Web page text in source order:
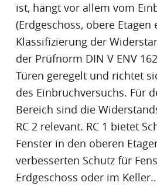
ist, hängt vor allem vom
(Erdgeschoss, obere Etagen
Klassifizierung der
der Prüfnorm DIN V ENV
Türen geregelt und richtet
des Einbruchversuchs. Für
Bereich sind die
RC 2 relevant. RC 1 bietet
Fenster in den oberen
verbesserten Schutz für
Erdgeschoss oder im